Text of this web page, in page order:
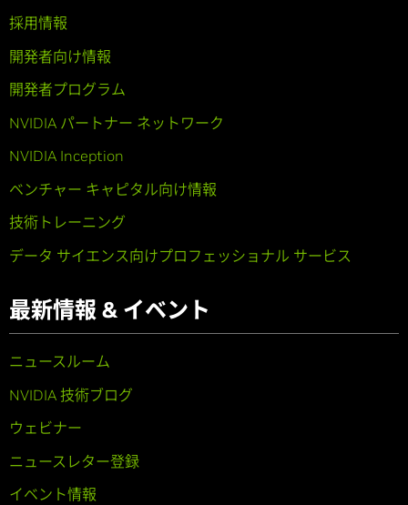
採用情報
開発者向け情報
開発者プログラム
NVIDIA パートナー ネットワーク
NVIDIA Inception
ベンチャー キャピタル向け情報
技術トレーニング
データ サイエンス向けプロフェッショナル サービス
最新情報 & イベント
ニュースルーム
NVIDIA 技術ブログ
ウェビナー
ニュースレター登録
イベント情報